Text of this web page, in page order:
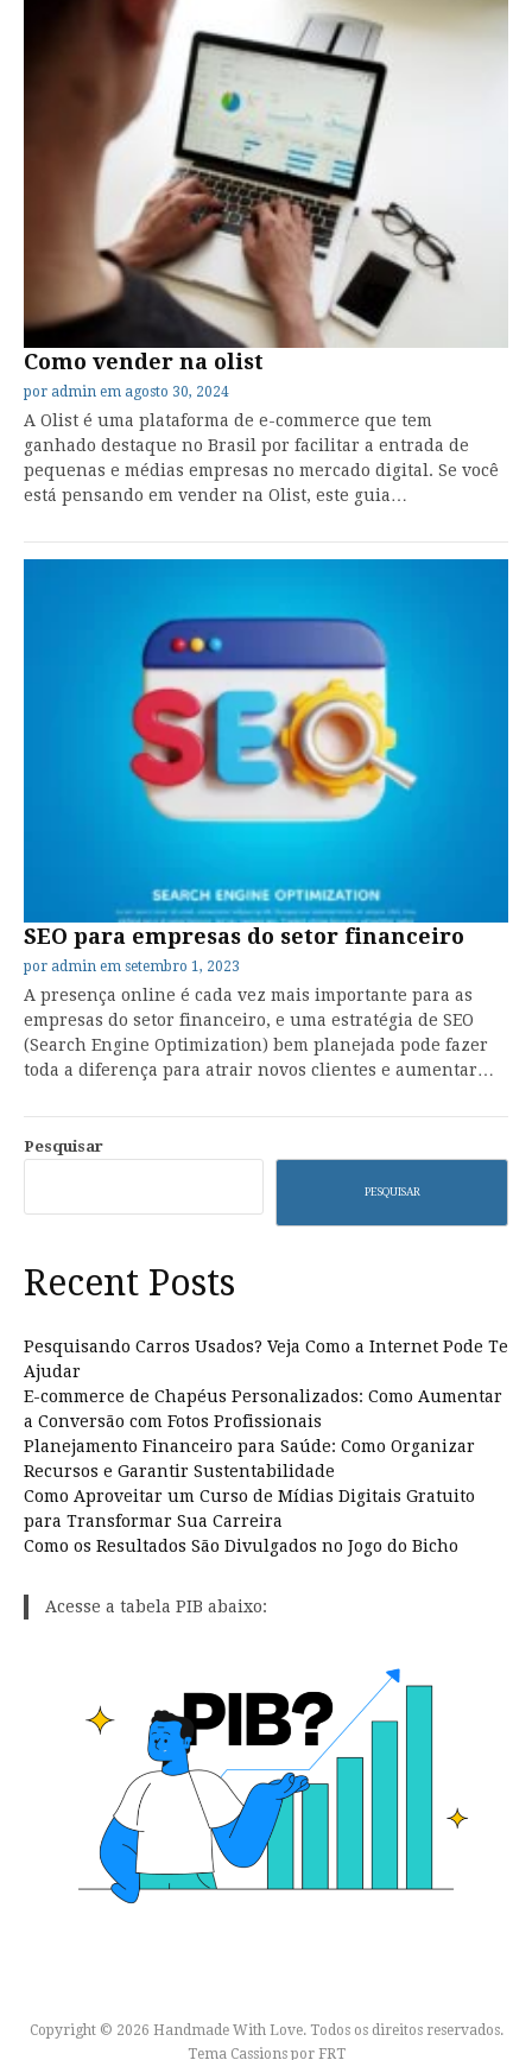
Como vender na olist
por admin em agosto 30, 2024
A Olist é uma plataforma de e-commerce que tem
ganhado destaque no Brasil por facilitar a entrada de
pequenas e médias empresas no mercado digital. Se você
está pensando em vender na Olist, este guia…
SEO para empresas do setor financeiro
por admin em setembro 1, 2023
A presença online é cada vez mais importante para as
empresas do setor financeiro, e uma estratégia de SEO
(Search Engine Optimization) bem planejada pode fazer
toda a diferença para atrair novos clientes e aumentar…
Pesquisar
PESQUISAR
Recent Posts
Pesquisando Carros Usados? Veja Como a Internet Pode Te
Ajudar
E-commerce de Chapéus Personalizados: Como Aumentar
a Conversão com Fotos Profissionais
Planejamento Financeiro para Saúde: Como Organizar
Recursos e Garantir Sustentabilidade
Como Aproveitar um Curso de Mídias Digitais Gratuito
para Transformar Sua Carreira
Como os Resultados São Divulgados no Jogo do Bicho
Acesse a tabela PIB abaixo:
Copyright © 2026 Handmade With Love. Todos os direitos reservados.
Tema Cassions por FRT